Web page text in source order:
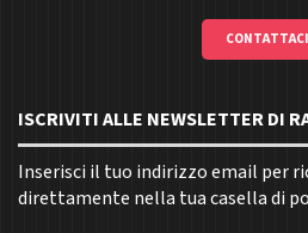
CONTATTACI
ISCRIVITI ALLE NEWSLETTER DI
Inserisci il tuo indirizzo email per
direttamente nella tua casella di